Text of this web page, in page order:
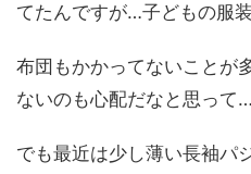
てたんですが…子どもの服
布団もかかってないことが
ないのも心配だなと思って…
でも最近は少し薄い長袖パ